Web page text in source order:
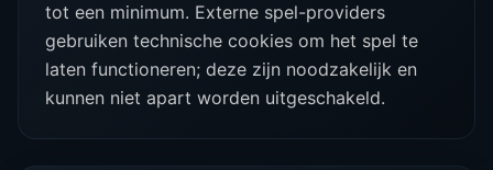
tot een minimum. Externe spel-providers
gebruiken technische cookies om het spel te
laten functioneren; deze zijn noodzakelijk en
kunnen niet apart worden uitgeschakeld.